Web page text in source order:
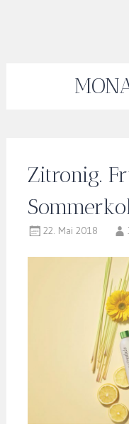
Zitronig.
22. Mai 2018